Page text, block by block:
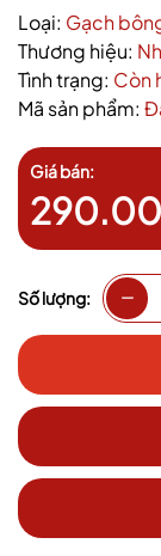
Loại: Gạch
Thương hiệu:
Tình trạng: Còn
Mã sản phẩm:
Giá bán:
Số lượng: